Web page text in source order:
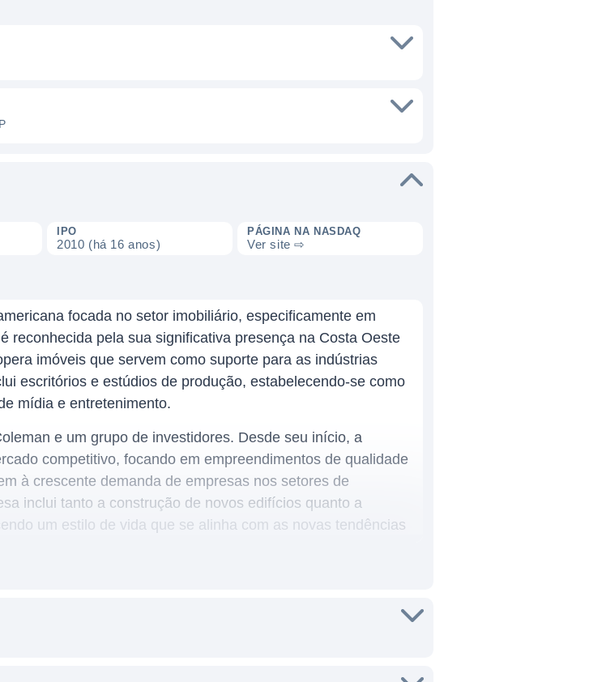
IPO
2010 (há 16 anos)
PÁGINA NA NASDAQ
Ver site ⇨
focada no setor imobiliário, especificamente em
reconhecida pela sua significativa presença na Costa Oeste
imóveis que servem como suporte para as indústrias
escritórios e estúdios de produção, estabelecendo-se como
mídia e entretenimento.
e um grupo de investidores. Desde seu início, a
competitivo, focando em empreendimentos de qualidade
à crescente demanda de empresas nos setores de
inclui tanto a construção de novos edifícios quanto a
um estilo de vida que se alinha com as novas tendências
do aluguel de imóveis comerciais. A empresa opera com